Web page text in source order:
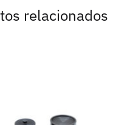
relacionados